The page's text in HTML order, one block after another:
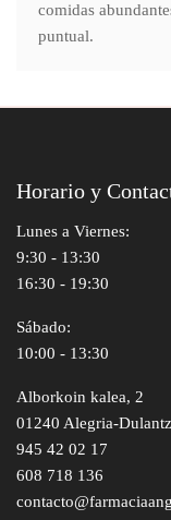
comidas
puntual.
Horario y
Lunes a Viernes:
9:30 - 13:30
16:30 - 19:30
Sábado:
10:00 - 13:30
Alborkoin kalea, 2
01240 Alegria-
945 42 02 17
608 718 136